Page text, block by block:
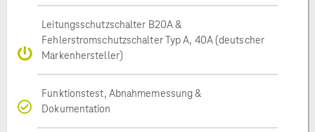
Leitungsschutzschalter B20A &
Fehlerstromschutzschalter Typ A, 40A (deutscher
Markenhersteller)
Funktionstest, Abnahmemessung &
Dokumentation